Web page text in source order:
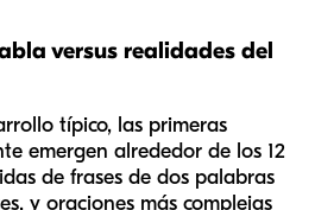
versus realidades del
típico, las primeras
emergen alrededor de los 12
de frases de dos palabras
y oraciones más complejas